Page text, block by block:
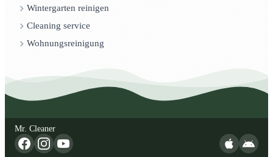
Wintergarten reinigen
Cleaning service
Wohnungsreinigung
Mr. Cleaner